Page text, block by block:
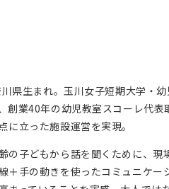
県生まれ。玉川女子短期大学・
創業40年の幼児教室スコーレ代
に立った施設運営を実現。
の子どもから話を聞くために、
＋手の動きを使ったコミュニケ